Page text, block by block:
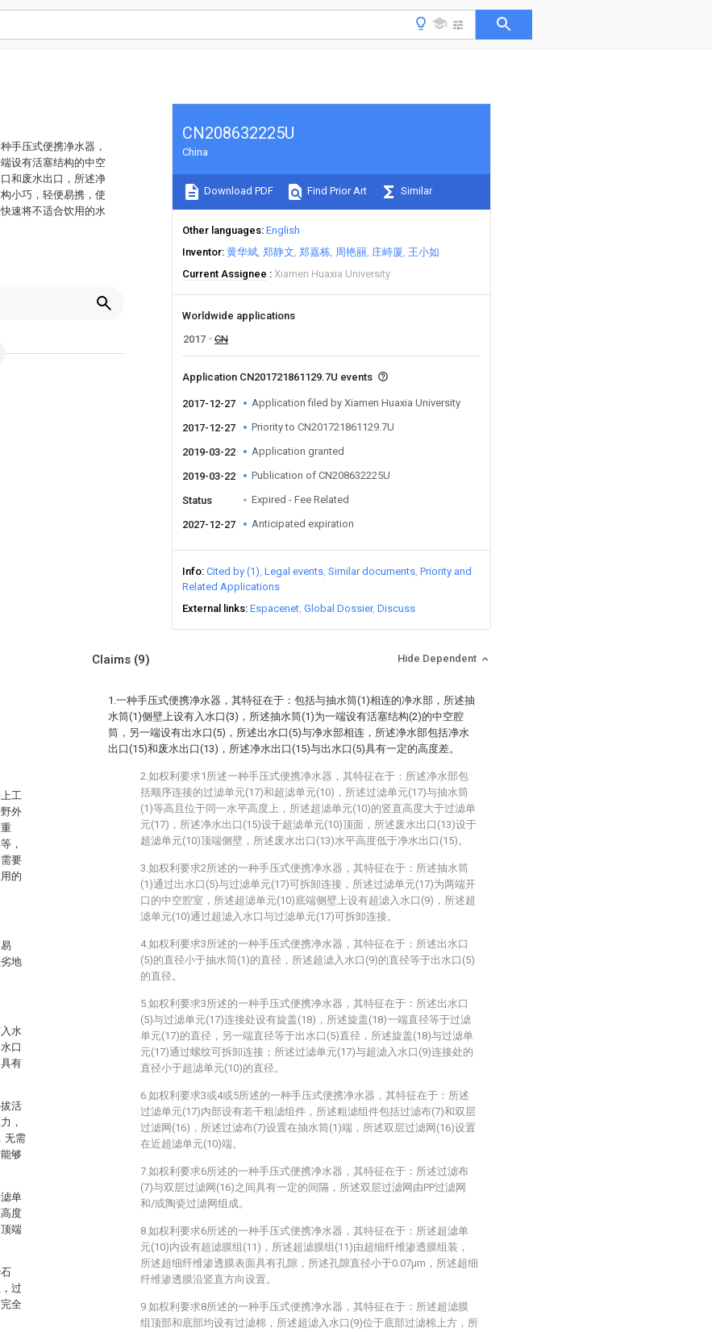
手压式便携净水器，
设有活塞结构的中空
和废水出口，所述净
小巧，轻便易携，使
速将不适合饮用的水
CN208632225U
China
Download PDF Find Prior Art Similar
Other languages English
Inventor 黄华斌 郑静文 郑嘉栋 周艳丽 庄峙厦 王小如
Current Assignee
Xiamen Huaxia University
Worldwide applications
2017
CN
Application CN201721861129.7U events
2017-12-27 Application filed by Xiamen Huaxia University
2017-12-27 Priority to CN201721861129.7U
2019-03-22 Application granted
2019-03-22 Publication of CN208632225U
Status Expired - Fee Related
2027-12-27 Anticipated expiration
Info Cited by (1) Legal events Similar documents Priority and
Related Applications
External links Espacenet Global Dossier Discuss
工
外
，
要
的
地
水
口
有
活
，
无需
够
单
度
端
过
全
Claims (9) Hide Dependent
1.一种手压式便携净水器，其特征在于：包括与抽水筒(1)相连的净水部，所述抽
水筒(1)侧壁上设有入水口(3)，所述抽水筒(1)为一端设有活塞结构(2)的中空腔
筒，另一端设有出水口(5)，所述出水口(5)与净水部相连，所述净水部包括净水
出口(15)和废水出口(13)，所述净水出口(15)与出水口(5)具有一定的高度差。
2.如权利要求1所述一种手压式便携净水器，其特征在于：所述净水部包
括顺序连接的过滤单元(17)和超滤单元(10)，所述过滤单元(17)与抽水筒
(1)等高且位于同一水平高度上，所述超滤单元(10)的竖直高度大于过滤单
元(17)，所述净水出口(15)设于超滤单元(10)顶面，所述废水出口(13)设于
超滤单元(10)顶端侧壁，所述废水出口(13)水平高度低于净水出口(15)。
3.如权利要求2所述的一种手压式便携净水器，其特征在于：所述抽水筒
(1)通过出水口(5)与过滤单元(17)可拆卸连接，所述过滤单元(17)为两端开
口的中空腔室，所述超滤单元(10)底端侧壁上设有超滤入水口(9)，所述超
滤单元(10)通过超滤入水口与过滤单元(17)可拆卸连接。
4.如权利要求3所述的一种手压式便携净水器，其特征在于：所述出水口
(5)的直径小于抽水筒(1)的直径，所述超滤入水口(9)的直径等于出水口(5)
的直径。
5.如权利要求3所述的一种手压式便携净水器，其特征在于：所述出水口
(5)与过滤单元(17)连接处设有旋盖(18)，所述旋盖(18)一端直径等于过滤
单元(17)的直径，另一端直径等于出水口(5)直径，所述旋盖(18)与过滤单
元(17)通过螺纹可拆卸连接；所述过滤单元(17)与超滤入水口(9)连接处的
直径小于超滤单元(10)的直径。
6.如权利要求3或4或5所述的一种手压式便携净水器，其特征在于：所述
过滤单元(17)内部设有若干粗滤组件，所述粗滤组件包括过滤布(7)和双层
过滤网(16)，所述过滤布(7)设置在抽水筒(1)端，所述双层过滤网(16)设置
在近超滤单元(10)端。
7.如权利要求6所述的一种手压式便携净水器，其特征在于：所述过滤布
(7)与双层过滤网(16)之间具有一定的间隔，所述双层过滤网由PP过滤网
和/或陶瓷过滤网组成。
8.如权利要求6所述的一种手压式便携净水器，其特征在于：所述超滤单
元(10)内设有超滤膜组(11)，所述超滤膜组(11)由超细纤维渗透膜组装，
所述超细纤维渗透膜表面具有孔隙，所述孔隙直径小于0.07μm，所述超细
纤维渗透膜沿竖直方向设置。
9.如权利要求8所述的一种手压式便携净水器，其特征在于：所述超滤膜
组顶部和底部均设有过滤棉，所述超滤入水口(9)位于底部过滤棉上方，所